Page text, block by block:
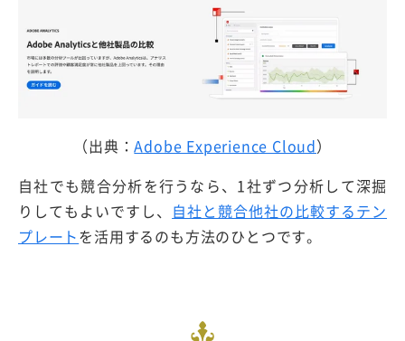
（出典：Adobe Experience Cloud）
自社でも競合分析を行うなら、1社ずつ分析して深掘
りしてもよいですし、 自社と競合他社の比較するテン
プレートを活用するのも方法のひとつです。